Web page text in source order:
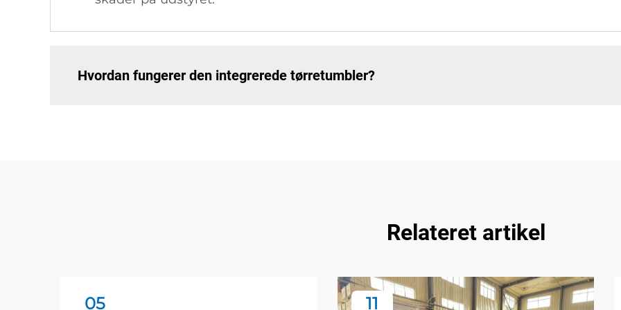
Hvordan fungerer den integrerede tørretumbler?
Relateret artikel
05 11